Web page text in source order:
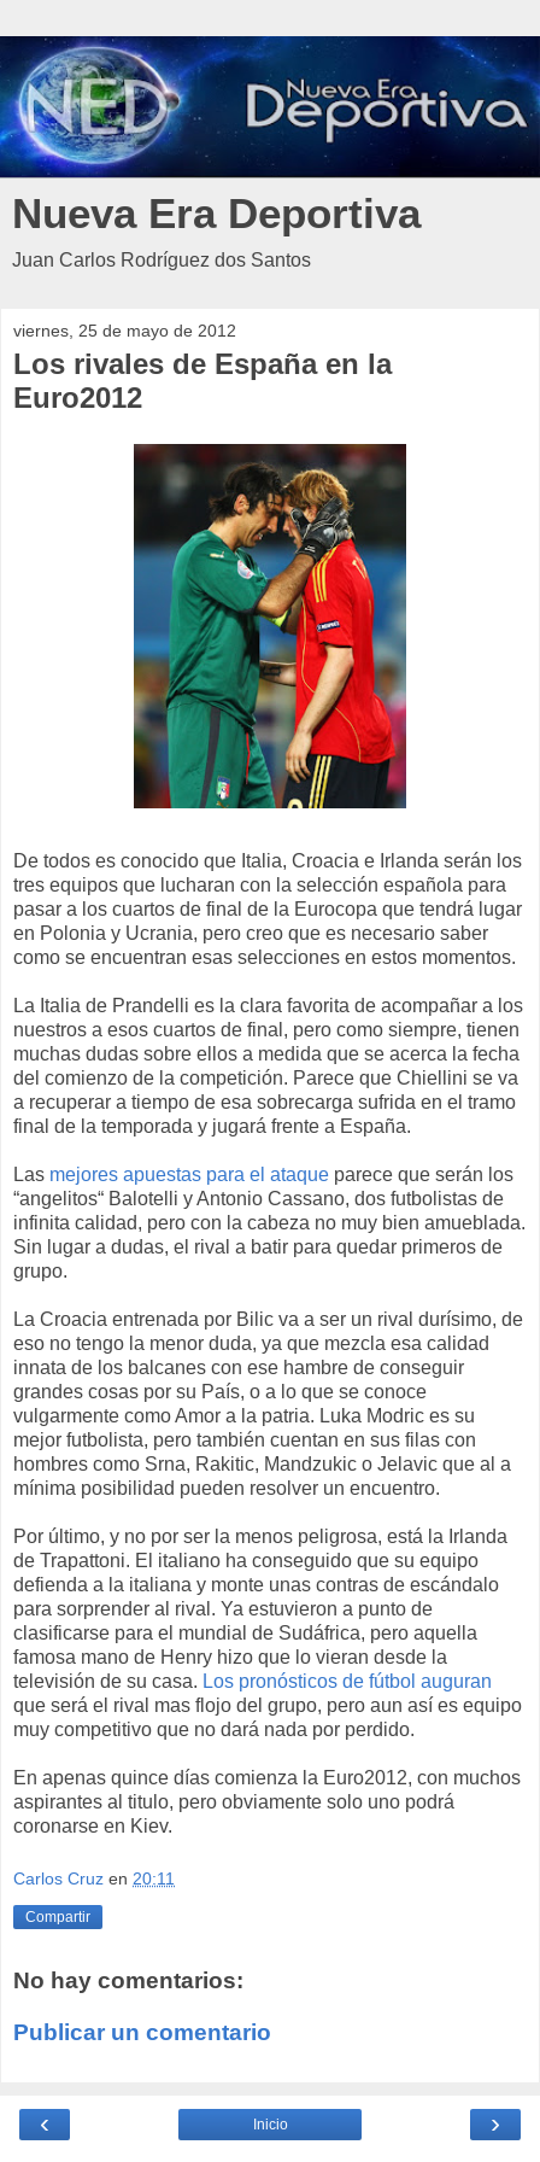
Nueva Era Deportiva
Juan Carlos Rodríguez dos Santos
viernes, 25 de mayo de 2012
Los rivales de España en la
Euro2012
De todos es conocido que Italia, Croacia e Irlanda serán los
tres equipos que lucharan con la selección española para
pasar a los cuartos de final de la Eurocopa que tendrá lugar
en Polonia y Ucrania, pero creo que es necesario saber
como se encuentran esas selecciones en estos momentos.
La Italia de Prandelli es la clara favorita de acompañar a los
nuestros a esos cuartos de final, pero como siempre, tienen
muchas dudas sobre ellos a medida que se acerca la fecha
del comienzo de la competición. Parece que Chiellini se va
a recuperar a tiempo de esa sobrecarga sufrida en el tramo
final de la temporada y jugará frente a España.
Las mejores apuestas para el ataque parece que serán los
“angelitos“ Balotelli y Antonio Cassano, dos futbolistas de
infinita calidad, pero con la cabeza no muy bien amueblada.
Sin lugar a dudas, el rival a batir para quedar primeros de
grupo.
La Croacia entrenada por Bilic va a ser un rival durísimo, de
eso no tengo la menor duda, ya que mezcla esa calidad
innata de los balcanes con ese hambre de conseguir
grandes cosas por su País, o a lo que se conoce
vulgarmente como Amor a la patria. Luka Modric es su
mejor futbolista, pero también cuentan en sus filas con
hombres como Srna, Rakitic, Mandzukic o Jelavic que al a
mínima posibilidad pueden resolver un encuentro.
Por último, y no por ser la menos peligrosa, está la Irlanda
de Trapattoni. El italiano ha conseguido que su equipo
defienda a la italiana y monte unas contras de escándalo
para sorprender al rival. Ya estuvieron a punto de
clasificarse para el mundial de Sudáfrica, pero aquella
famosa mano de Henry hizo que lo vieran desde la
televisión de su casa. Los pronósticos de fútbol auguran
que será el rival mas flojo del grupo, pero aun así es equipo
muy competitivo que no dará nada por perdido.
En apenas quince días comienza la Euro2012, con muchos
aspirantes al titulo, pero obviamente solo uno podrá
coronarse en Kiev.
Carlos Cruz en 20:11
Compartir
No hay comentarios:
Publicar un comentario
‹ ›
Inicio